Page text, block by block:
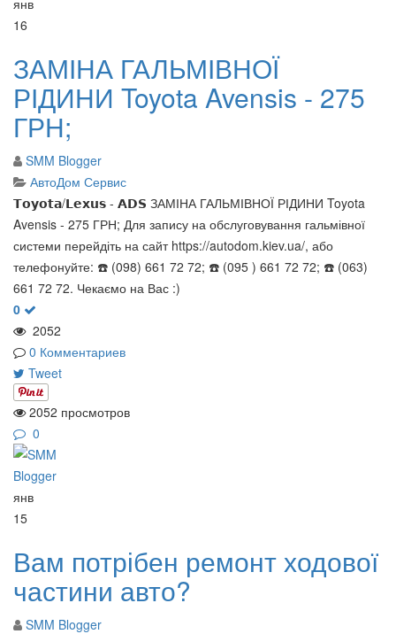
янв
16
ЗАМІНА ГАЛЬМІВНОЇ
РІДИНИ Toyota Avensis - 275
ГРН;
SMM Blogger
АвтоДом Сервис
𝗧𝗼𝘆𝗼𝘁𝗮/𝗟𝗲𝘅𝘂𝘀 - 𝗔𝗗𝗦 ЗАМІНА ГАЛЬМІВНОЇ РІДИНИ Toyota
Avensis - 275 ГРН; Для запису на обслуговування гальмівної
системи перейдіть на сайт https://autodom.kiev.ua/, або
телефонуйте: ☎️ (098) 661 72 72; ☎️ (095 ) 661 72 72; ☎️ (063)
661 72 72. Чекаємо на Вас :)
0
2052
0 Комментариев
Tweet
2052 просмотров
0
янв
15
Вам потрібен ремонт ходової
частини авто?
SMM Blogger